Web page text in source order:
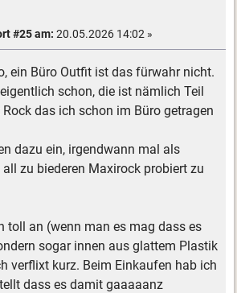
#25 am: 20.05.2026 14:02 »
ein Büro Outfit ist das fürwahr nicht.
schon, die ist nämlich Teil
das ich schon im Büro getragen
dazu ein, irgendwann mal als
zu biederen Maxirock probiert zu
toll an (wenn man es mag dass es
sogar innen aus glattem Plastik
verflixt kurz. Beim Einkaufen hab ich
dass es damit gaaaaanz